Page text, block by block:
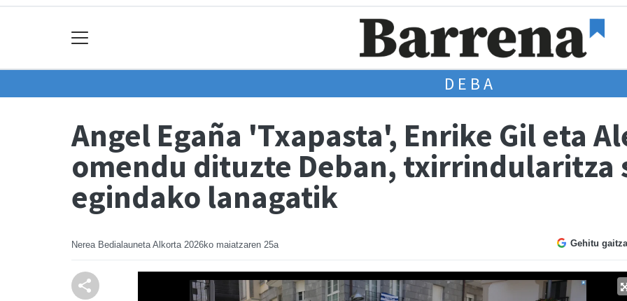
DEBA
Angel Egaña 'Txapasta', Enrike Gil eta
omendu dituzte Deban, txirrindularitza
egindako lanagatik
Nerea Bedialauneta Alkorta 2026ko maiatzaren 25a Gehitu